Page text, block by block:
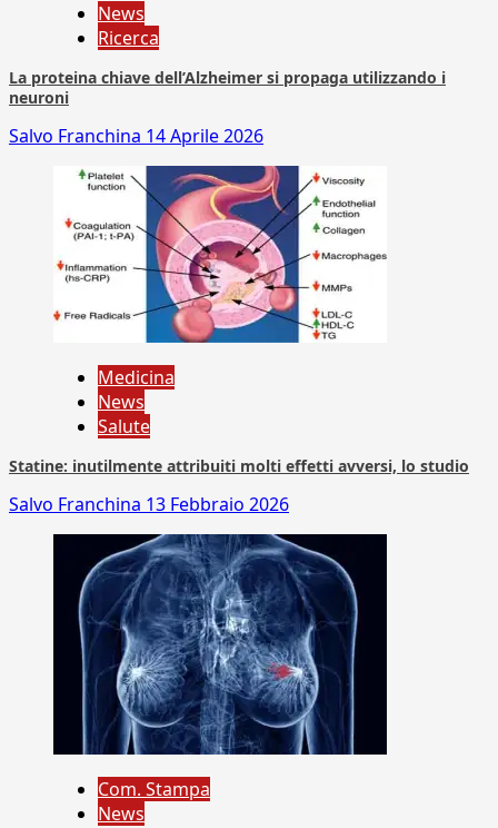
News
Ricerca
La proteina chiave dell’Alzheimer si propaga utilizzando i
neuroni
Salvo Franchina 14 Aprile 2026
Medicina
News
Salute
Statine: inutilmente attribuiti molti effetti avversi, lo studio
Salvo Franchina 13 Febbraio 2026
Com. Stampa
News